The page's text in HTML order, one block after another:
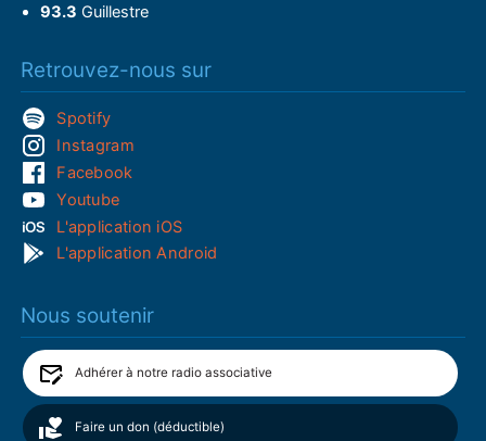
93.3 Guillestre
Retrouvez-nous sur
Spotify
Instagram
Facebook
Youtube
L'application iOS
L'application Android
Nous soutenir
Adhérer à notre radio associative
Faire un don (déductible)